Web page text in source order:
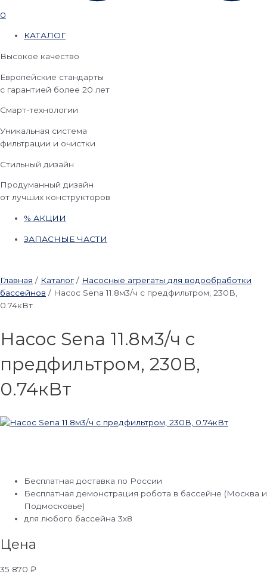
0
КАТАЛОГ
Высокое качество
Европейские стандарты
с гарантией более 20 лет
Смарт-технологии
Уникальная система
фильтрации и очистки
Стильный дизайн
Продуманный дизайн
от лучших конструкторов
% АКЦИИ
ЗАПАСНЫЕ ЧАСТИ
Главная / Каталог / Насосные агрегаты для водообработки
бассейнов / Насос Sena 11.8м3/ч с предфильтром, 230В,
0.74кВт
Насос Sena 11.8м3/ч с
предфильтром, 230В,
0.74кВт
Бесплатная доставка по России
Бесплатная демонстрация робота в бассейне (Москва и
Подмосковье)
для любого бассейна 3х8
Цена
35 870 ₽